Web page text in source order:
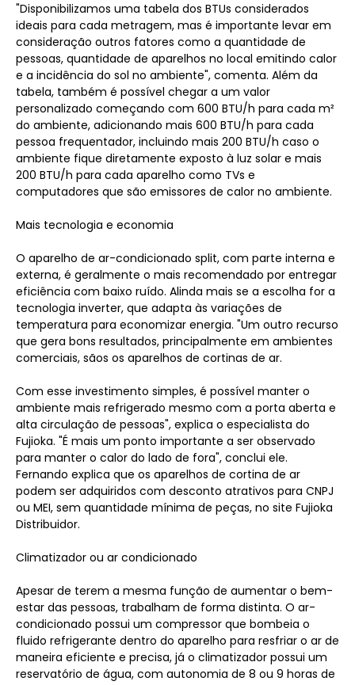
"Disponibilizamos uma tabela dos BTUs considerados
ideais para cada metragem, mas é importante levar em
consideração outros fatores como a quantidade de
pessoas, quantidade de aparelhos no local emitindo calor
e a incidência do sol no ambiente", comenta. Além da
tabela, também é possível chegar a um valor
personalizado começando com 600 BTU/h para cada m²
do ambiente, adicionando mais 600 BTU/h para cada
pessoa frequentador, incluindo mais 200 BTU/h caso o
ambiente fique diretamente exposto à luz solar e mais
200 BTU/h para cada aparelho como TVs e
computadores que são emissores de calor no ambiente.
Mais tecnologia e economia
O aparelho de ar-condicionado split, com parte interna e
externa, é geralmente o mais recomendado por entregar
eficiência com baixo ruído. Alinda mais se a escolha for a
tecnologia inverter, que adapta às variações de
temperatura para economizar energia. "Um outro recurso
que gera bons resultados, principalmente em ambientes
comerciais, sãos os aparelhos de cortinas de ar.
Com esse investimento simples, é possível manter o
ambiente mais refrigerado mesmo com a porta aberta e
alta circulação de pessoas", explica o especialista do
Fujioka. "É mais um ponto importante a ser observado
para manter o calor do lado de fora", conclui ele.
Fernando explica que os aparelhos de cortina de ar
podem ser adquiridos com desconto atrativos para CNPJ
ou MEI, sem quantidade mínima de peças, no site Fujioka
Distribuidor.
Climatizador ou ar condicionado
Apesar de terem a mesma função de aumentar o bem-
estar das pessoas, trabalham de forma distinta. O ar-
condicionado possui um compressor que bombeia o
fluido refrigerante dentro do aparelho para resfriar o ar de
maneira eficiente e precisa, já o climatizador possui um
reservatório de água, com autonomia de 8 ou 9 horas de